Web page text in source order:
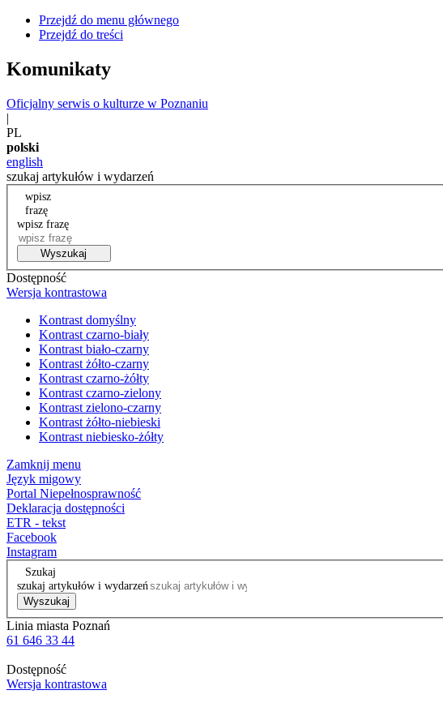
Przejdź do menu głównego
Przejdź do treści
Komunikaty
Oficjalny serwis o kulturze w Poznaniu
|
PL
polski
english
szukaj artykułów i wydarzeń
wpisz
frazę
wpisz frazę
Wyszukaj
Dostępność
Wersja kontrastowa
Kontrast domyślny
Kontrast czarno-biały
Kontrast biało-czarny
Kontrast żółto-czarny
Kontrast czarno-żółty
Kontrast czarno-zielony
Kontrast zielono-czarny
Kontrast żółto-niebieski
Kontrast niebiesko-żółty
Zamknij menu
Język migowy
Portal Niepełnosprawność
Deklaracja dostępności
ETR - tekst
Facebook
Instagram
Szukaj
szukaj artykułów i wydarzeń
Wyszukaj
Linia miasta Poznań
61 646 33 44
Dostępność
Wersja kontrastowa